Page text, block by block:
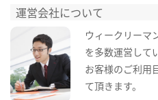
運営会社について
ウィークリーマ
を多数運営して
お客様のご利用
て頂きます。